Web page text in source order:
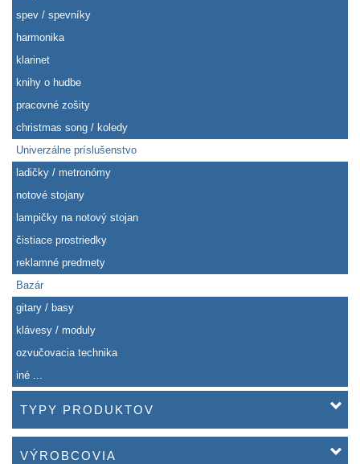
spev / spevníky
harmonika
klarinet
knihy o hudbe
pracovné zošity
christmas song / koledy
Univerzálne príslušenstvo
ladičky / metronómy
notové stojany
lampičky na notový stojan
čistiace prostriedky
reklamné predmety
Bazár
gitary / basy
klávesy / moduly
ozvučovacia technika
iné ...
TYPY PRODUKTOV
VÝROBCOVIA